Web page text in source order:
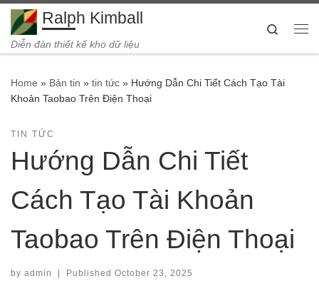
Skip to content
Ralph Kimball
Diễn đàn thiết kế kho dữ liệu
Search
Home » Bản tin » tin tức » Hướng Dẫn Chi Tiết Cách Tạo Tài
Khoản Taobao Trên Điện Thoại
TIN TỨC
Hướng Dẫn Chi Tiết
Cách Tạo Tài Khoản
Taobao Trên Điện Thoại
by admin Published October 23, 2025